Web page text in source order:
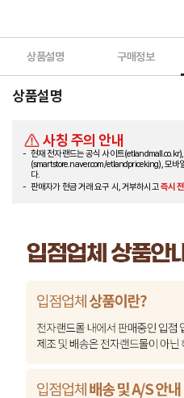
상품설명 구매정보
상품설명
사칭 주의 안내
현재 전자랜드는 공식 사이트
(smartstore.naver.com/etlandpriceking), 모바
다.
판매자가 현금 거래 요구 시, 거부하시고즉시